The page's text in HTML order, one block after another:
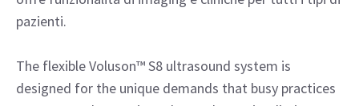
pazienti.
The flexible Voluson™ S8 ultrasound system is
designed for the unique demands that busy practices